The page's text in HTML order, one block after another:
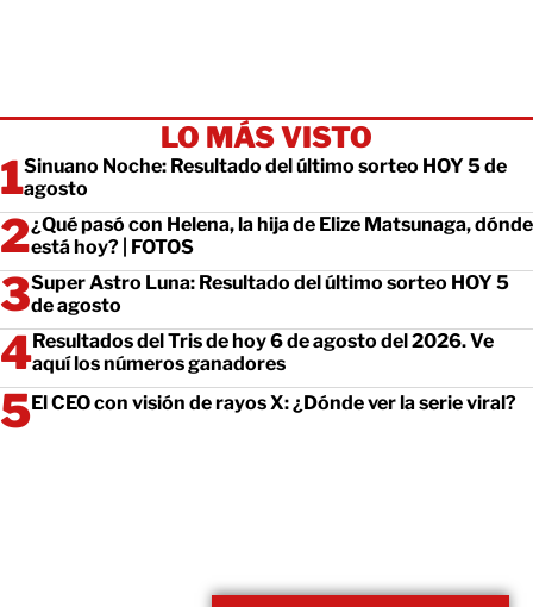
LO MÁS VISTO
Sinuano Noche: Resultado del último sorteo HOY 5 de
agosto
¿Qué pasó con Helena, la hija de Elize Matsunaga, dónde
está hoy? | FOTOS
Super Astro Luna: Resultado del último sorteo HOY 5
de agosto
Resultados del Tris de hoy 6 de agosto del 2026. Ve
aquí los números ganadores
El CEO con visión de rayos X: ¿Dónde ver la serie viral?